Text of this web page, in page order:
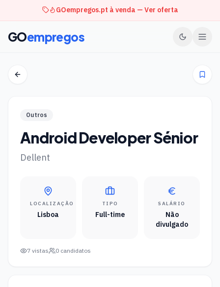
GOempregos.pt à venda — Ver oferta
GOempregos
Outros
Android Developer Sénior
Dellent
LOCALIZAÇÃO
Lisboa
TIPO
Full-time
SALÁRIO
Não
divulgado
7 vistas 0 candidatos